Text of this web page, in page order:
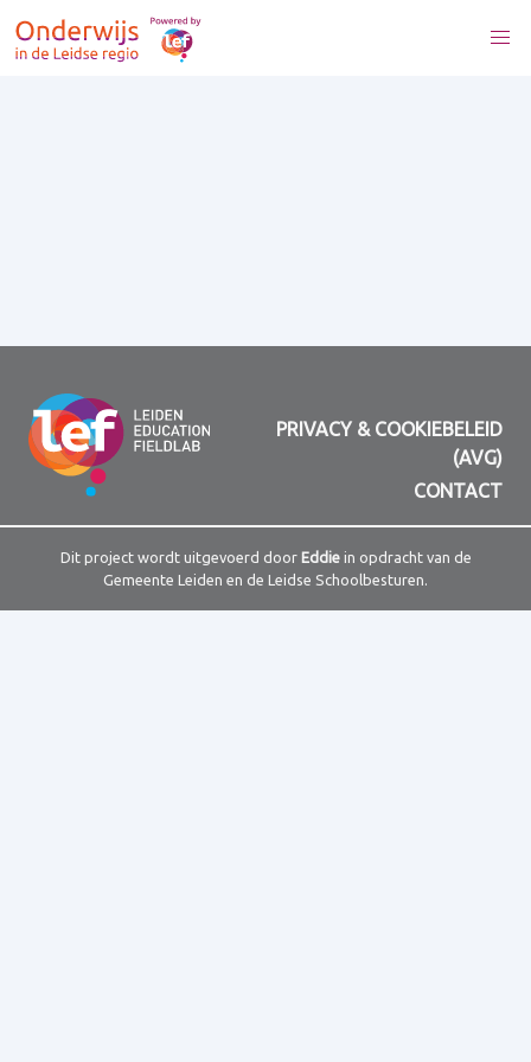
PRIVACY & COOKIEBELEID
(AVG)
CONTACT
Dit project wordt uitgevoerd door Eddiein opdracht van de
Gemeente Leiden en de Leidse Schoolbesturen.